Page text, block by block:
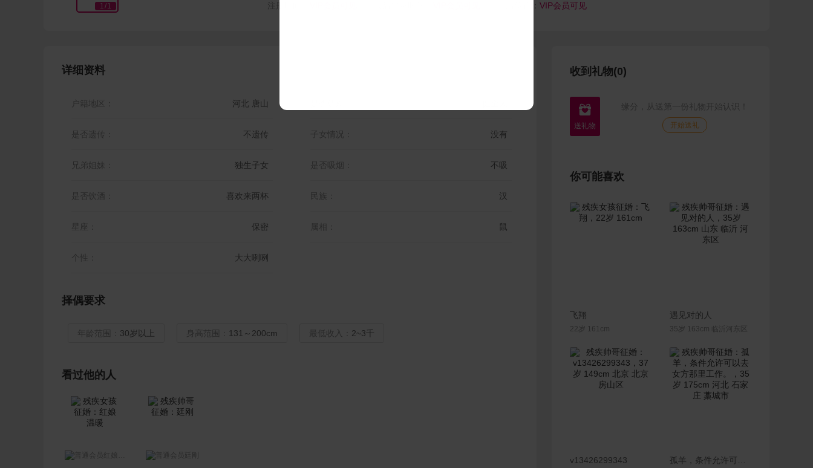
1/1 VIP会员可见
详细资料
户籍地区： 河北 唐山
是否遗传： 不遗传 子女情况： 没有
兄弟姐妹： 独生子女 是否吸烟： 不吸
是否饮酒： 喜欢来两杯 民族： 汉
星座： 保密 属相： 鼠
个性： 大大咧咧
择偶要求
年龄范围： 30岁以上 身高范围： 131～200cm 最低收入： 2~3千
看过他的人
廷刚
收到礼物(0)
 缘分，从送第一份礼物开始认识！
开始送礼
你可能喜欢
飞翔
22岁 161cm
联系Ta
遇见对的人
35岁 163cm 临沂河东区
联系Ta
v13426299343 联系Ta